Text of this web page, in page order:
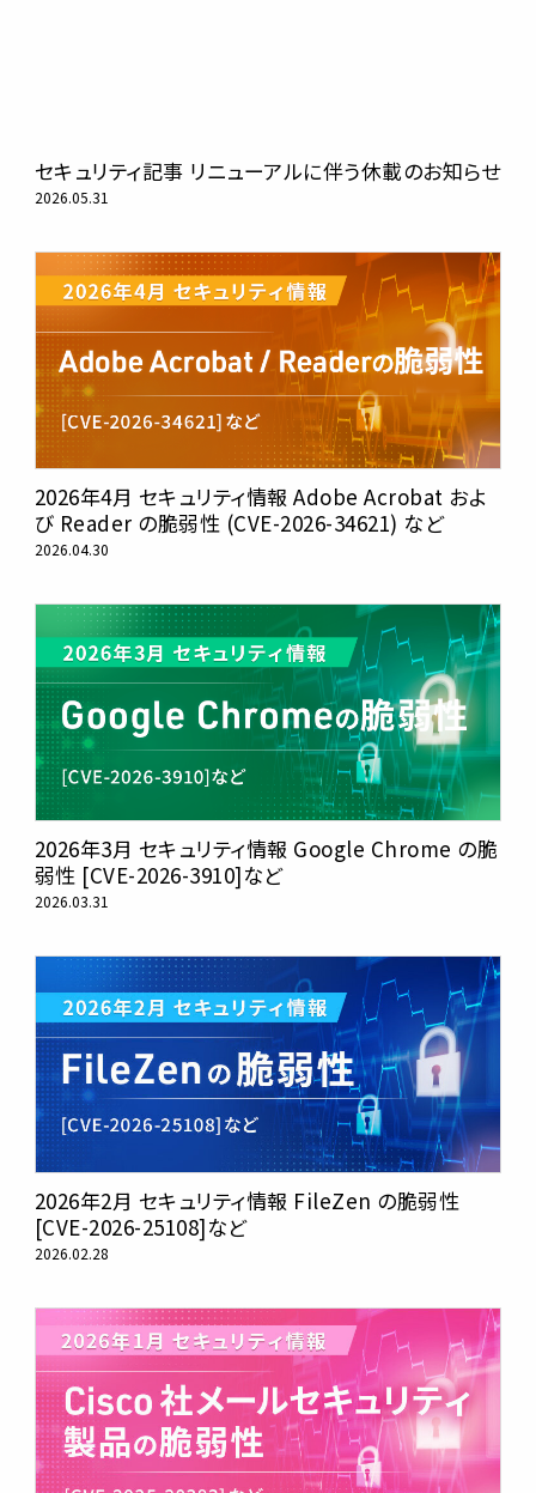
セキュリティ記事 リニューアルに伴う休載のお知らせ
2026.05.31
2026年4月 セキュリティ情報 Adobe Acrobat およ
び Reader の脆弱性 (CVE-2026-34621) など
2026.04.30
2026年3月 セキュリティ情報 Google Chrome の脆
弱性 [CVE-2026-3910]など
2026.03.31
2026年2月 セキュリティ情報 FileZen の脆弱性
[CVE-2026-25108]など
2026.02.28